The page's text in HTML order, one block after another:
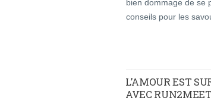
bien dommage de se
conseils pour les
L’AMOUR EST
AVEC